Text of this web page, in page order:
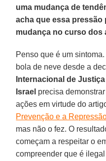
uma mudança de
acha que essa pressão
mudança no curso dos
Penso que é um
bola de neve desde a
Internacional de Justiça
Israel precisa
ações em virtude do
Prevenção e a
mas não o fez. O
começam a respeitar o
compreender que é